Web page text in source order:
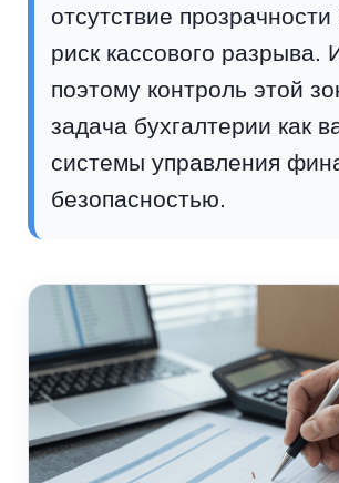
отсутствие
риск кассового разрыва.
поэтому контроль этой
задача бухгалтерии как
системы управления
безопасностью.